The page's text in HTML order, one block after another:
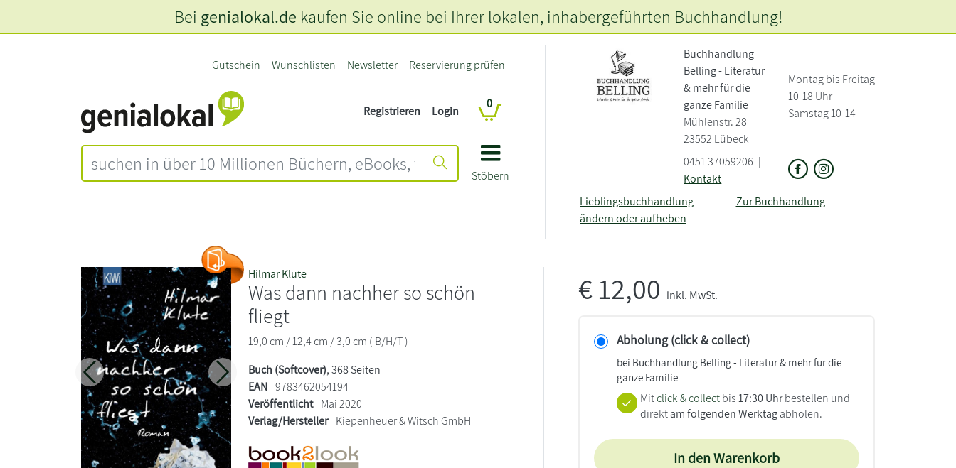
Stöbern
Gutschein Wunschlisten Newsletter Reservierung prüfen
Registrieren Login
0
Buchhandlung
Belling - Literatur
&mehr für die
ganze Familie
Mühlenstr. 28
23552 Lübeck
Montag bis Freitag
10-18 Uhr
Samstag 10-14
0451 37059206 |
Kontakt
Lieblingsbuchhandlung
ändern oder aufheben
Zur Buchhandlung
Bei genialokal.de kaufen Sie online bei Ihrer lokalen, inhabergeführten Buchhandlung!
Zurück Weiter
Hilmar Klute
Was dann nachher so schön
fliegt
19,0 cm / 12,4 cm / 3,0 cm ( B/H/T )
Buch (Softcover), 368 Seiten
EAN 9783462054194
Veröffentlicht Mai 2020
Verlag/Hersteller Kiepenheuer & Witsch GmbH
€12,00 inkl. MwSt.
Abholung (click & collect)
bei Buchhandlung Belling - Literatur & mehr für die
ganze Familie
Mitclick & collect bis17:30 Uhrbestellen und
direktam folgenden Werktagabholen.
In den Warenkorb